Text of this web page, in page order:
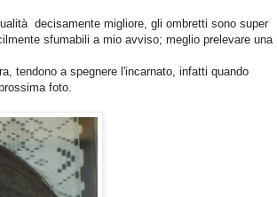
decisamente migliore, gli ombretti sono super
sfumabili a mio avviso; meglio prelevare una
tendono a spegnere l'incarnato, infatti quando
foto.